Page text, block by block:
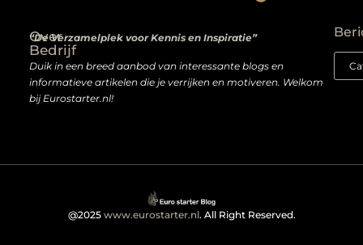
Over
Bedrijf
“De Verzamelplek voor Kennis en Inspiratie”
Duik in een breed aanbod van interessante blogs en
informatieve artikelen die je verrijken en motiveren. Welkom
bij Eurostarter.nl!
@2025 www.eurostarter.nl. All Right Reserved.